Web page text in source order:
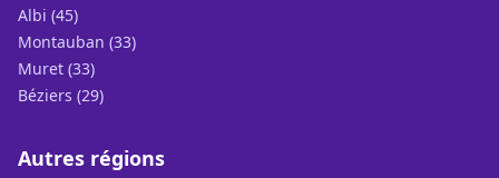
Albi (45)
Montauban (33)
Muret (33)
Béziers (29)
Autres régions